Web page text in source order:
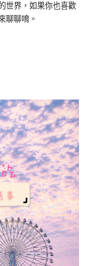
世界，如果你也喜歡
聊聊唷。